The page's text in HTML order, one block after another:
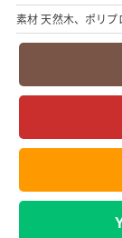
素材 天然木、ポリ